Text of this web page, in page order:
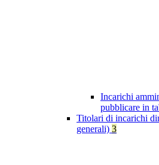
Incarichi
pubblicare in
Titolari di incarichi
generali) 3